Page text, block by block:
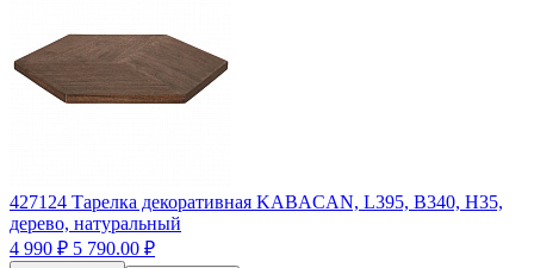
427124 Тарелка декоративная KABACAN, L395, B340, H35,
дерево, натуральный
4 990 ₽ 5 790.00 ₽